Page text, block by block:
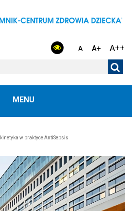
A A+ A++
MENU
w praktyce AntiSepsis